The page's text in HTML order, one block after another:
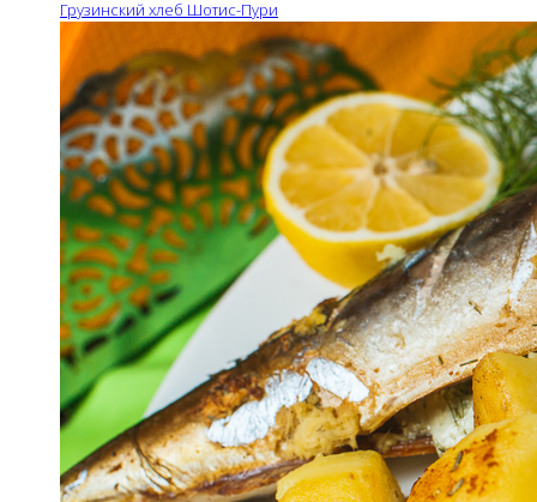
Грузинский хлеб Шотис-Пури